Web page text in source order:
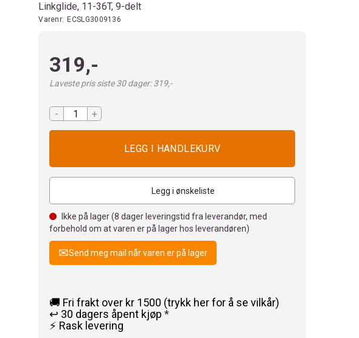
Linkglide, 11-36T, 9-delt
Varenr: ECSLG3009136
319,-
Laveste pris siste 30 dager: 319,-
- +
Legg i ønskeliste
Ikke på lager (8 dager leveringstid fra leverandør, med
forbehold om at varen er på lager hos leverandøren)
Send meg mail når varen er på lager
🚚 Fri frakt over kr 1500 (trykk her for å se vilkår)
↩️ 30 dagers åpent kjøp*
⚡ Rask levering